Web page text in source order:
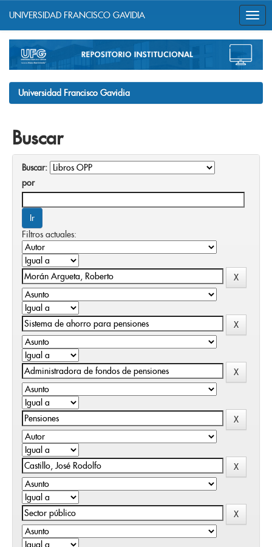
navigation
UNIVERSIDAD FRANCISCO GAVIDIA
Universidad Francisco Gavidia
Buscar
Buscar:
por
Filtros actuales: